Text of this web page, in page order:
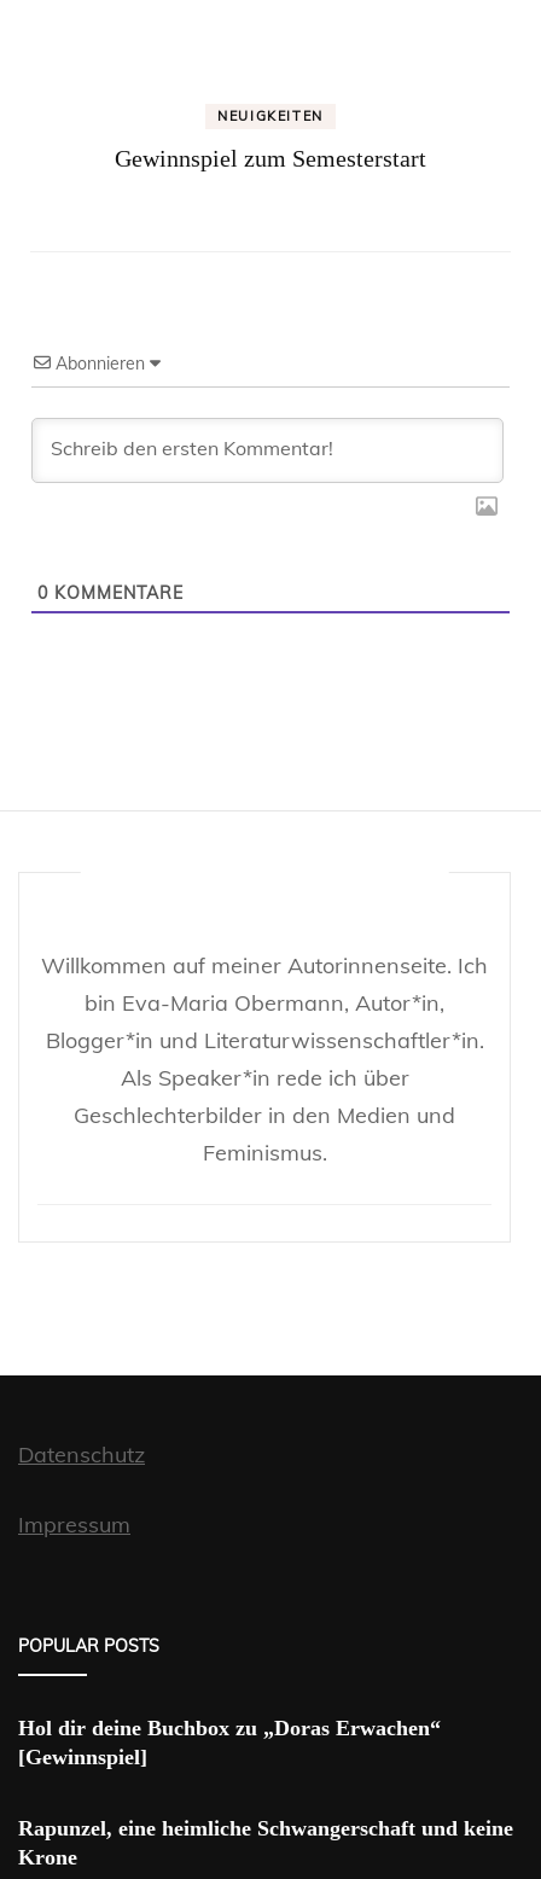
NEUIGKEITEN
Gewinnspiel zum Semesterstart
Abonnieren
0 KOMMENTARE
Willkommen auf meiner Autorinnenseite. Ich
bin Eva-Maria Obermann, Autor*in,
Blogger*in und Literaturwissenschaftler*in.
Als Speaker*in rede ich über
Geschlechterbilder in den Medien und
Feminismus.
Datenschutz
Impressum
POPULAR POSTS
Hol dir deine Buchbox zu „Doras Erwachen“
[Gewinnspiel]
Rapunzel, eine heimliche Schwangerschaft und keine
Krone